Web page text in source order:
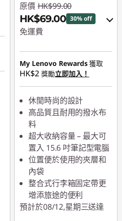
原價 HK$99.00
HK$69.00 30% off
免運費
eCoupon Savings :-
HK$30.00
使用優惠券 :PCEXPO
My Lenovo Rewards獲取
HK$2 獎勵立即加入！
休閒時尚的設計
高品質且耐用的撥水布
料
超大收納容量 – 最大可
置入 15.6 吋筆記型電腦
位置便於使用的夾層和
內袋
整合式行李箱固定帶更
增添旅途的便利
預計於08/12,星期三送達